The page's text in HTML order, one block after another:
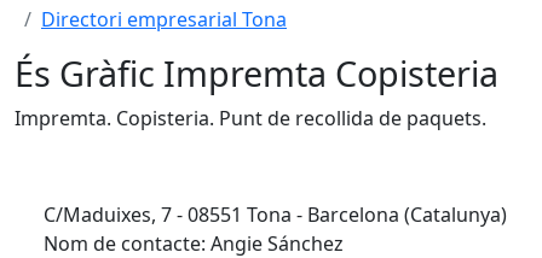
Directori empresarial Tona
És Gràfic Impremta Copisteria
Impremta. Copisteria. Punt de recollida de paquets.
C/Maduixes, 7 - 08551 Tona - Barcelona (Catalunya)
Nom de contacte: Angie Sánchez